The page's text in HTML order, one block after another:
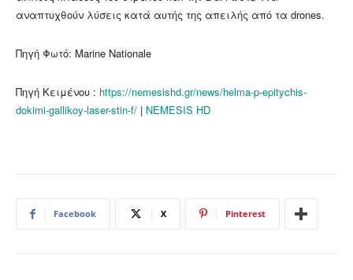
αναπτυχθούν λύσεις κατά αυτής της απειλής από τα drones.
Πηγή Φωτό: Marine Nationale
Πηγή Κειμένου : https://nemesishd.gr/news/helma-p-epitychis-
dokimi-gallikoy-laser-stin-f/ | NEMESIS HD
Facebook X Pinterest